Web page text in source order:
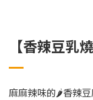
【香辣豆乳
麻麻辣味的🌶香辣